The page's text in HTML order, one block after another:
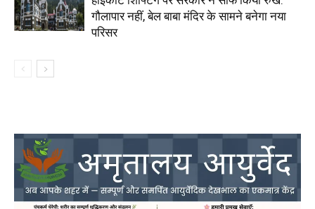
गौलापार नहीं, बेल बाबा मंदिर के सामने बनेगा नया
परिसर